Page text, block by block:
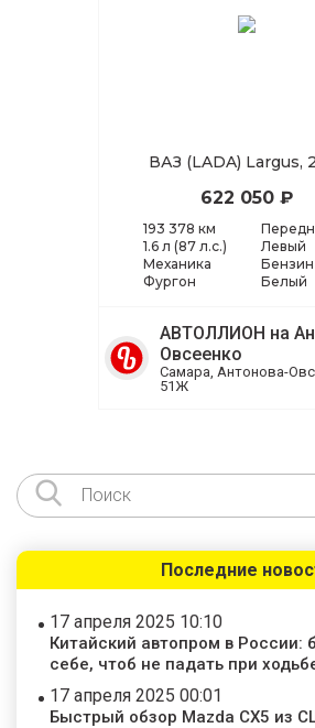
ВАЗ (LADA) Largus,
622 050 ₽
193 378 км
1.6 л (87 л.с.)
Механика
Фургон
Левый
Бензин
Белый
АВТОЛЛИОН на
Овсеенко
Самара, Антонова-
51Ж
Последние
17 апреля 2025 10:10
Китайский автопром в России:
себе, чтоб не падать при
17 апреля 2025 00:01
Быстрый обзор Mazda CX5 из